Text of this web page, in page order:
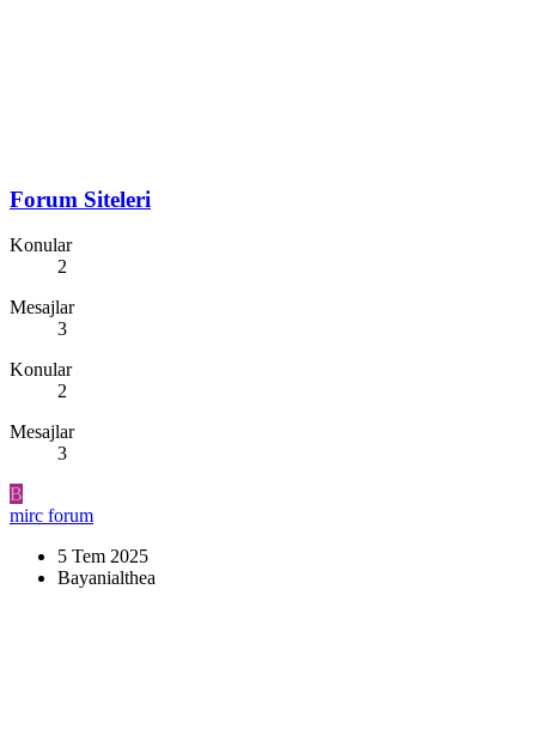
Forum Siteleri
Konular
2
Mesajlar
3
Konular
2
Mesajlar
3
B
mirc forum
5 Tem 2025
Bayanialthea